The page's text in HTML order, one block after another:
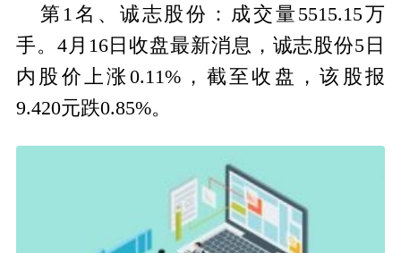
第1名、诚志股份：成交量5515.15万
手。4月16日收盘最新消息，诚志股份5日
内股价上涨0.11%，截至收盘，该股报
9.420元跌0.85%。